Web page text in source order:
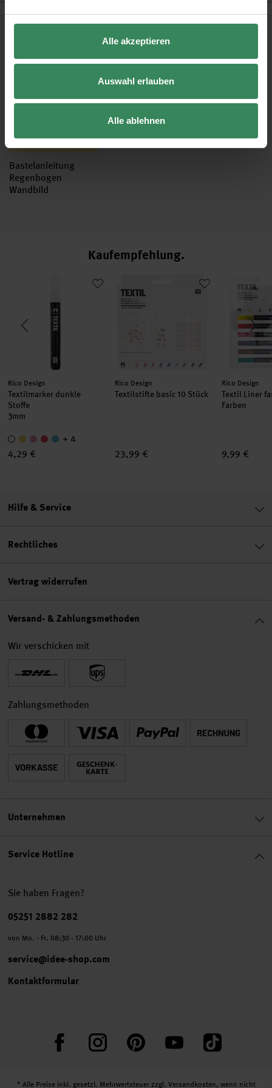
Alle akzeptieren
Auswahl erlauben
Alle ablehnen
Kostenlose Anleitungen.
Bastelanleitung
Regenbogen
Wandbild
Kaufempfehlung
Textilmarker dunkle Stoffe
Hersteller:
Rico Design
Textilmarker dunkle
Stoffe
3mm
+ 4
4,29 €
Textilstifte basic 10 Stück
Hersteller:
Rico Design
Textilstifte basic 10 Stück
23,99 €
Hersteller:
Rico Design
Textil Liner
Farben
9,99 €
Service Hotline
Sie haben Fragen?
Telefonnummer
05251 2882 282
von Mo. - Fr. 08:30 - 17:00 Uhr
service@idee-shop.com
Kontaktformular
FacebookInstagram PinterestYouTube TikTok
Hilfe & Service
Rechtliches
Vertrag widerrufen
Versand- & Zahlungsmethoden
Wir verschicken mit
Zahlungsmethoden
Unternehmen
* Alle Preise inkl. gesetzl. Mehrwertsteuer zzgl. Versandkosten, wenn nicht